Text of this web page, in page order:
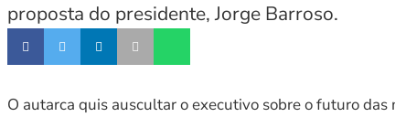
proposta do presidente, Jorge Barroso.
O autarca quis auscultar o executivo sobre o futuro das